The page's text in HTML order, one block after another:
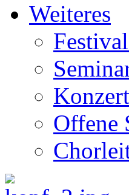
Weiteres
Offene